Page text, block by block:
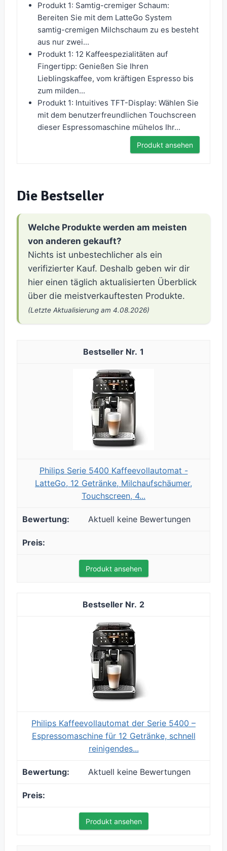
Produkt 1: Samtig-cremiger Schaum:
Bereiten Sie mit dem LatteGo System
samtig-cremigen Milchschaum zu es besteht
aus nur zwei...
Produkt 1: 12 Kaffeespezialitäten auf
Fingertipp: Genießen Sie Ihren
Lieblingskaffee, vom kräftigen Espresso bis
zum milden...
Produkt 1: Intuitives TFT-Display: Wählen Sie
mit dem benutzerfreundlichen Touchscreen
dieser Espressomaschine mühelos Ihr...
Produkt ansehen
Die Bestseller
Welche Produkte werden am meisten
von anderen gekauft?
Nichts ist unbestechlicher als ein
verifizierter Kauf. Deshalb geben wir dir
hier einen täglich aktualisierten Überblick
über die meistverkauftesten Produkte.
(Letzte Aktualisierung am 4.08.2026)
1
Philips Serie 5400 Kaffeevollautomat -
LatteGo, 12 Getränke, Milchaufschäumer,
Touchscreen, 4...
Aktuell keine Bewertungen
Produkt ansehen
2
Philips Kaffeevollautomat der Serie 5400 –
Espressomaschine für 12 Getränke, schnell
reinigendes...
Aktuell keine Bewertungen
Produkt ansehen